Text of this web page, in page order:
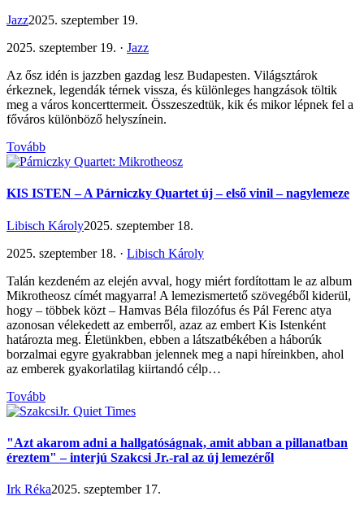
Jazz2025. szeptember 19.
2025. szeptember 19. · Jazz
Az ősz idén is jazzben gazdag lesz Budapesten. Világsztárok
érkeznek, legendák térnek vissza, és különleges hangzások töltik
meg a város koncerttermeit. Összeszedtük, kik és mikor lépnek fel a
főváros különböző helyszínein.
Tovább
KIS ISTEN – A Párniczky Quartet új – első vinil – nagylemeze
Libisch Károly2025. szeptember 18.
2025. szeptember 18. · Libisch Károly
Talán kezdeném az elején avval, hogy miért fordítottam le az album
Mikrotheosz címét magyarra! A lemezismertető szövegéből kiderül,
hogy – többek közt – Hamvas Béla filozófus és Pál Ferenc atya
azonosan vélekedett az emberről, azaz az embert Kis Istenként
határozta meg. Életünkben, ebben a látszatbékében a háborúk
borzalmai egyre gyakrabban jelennek meg a napi híreinkben, ahol
az emberek gyakorlatilag kiirtandó célp…
Tovább
"Azt akarom adni a hallgatóságnak, amit abban a pillanatban
éreztem" – interjú Szakcsi Jr.-ral az új lemezéről
Irk Réka2025. szeptember 17.